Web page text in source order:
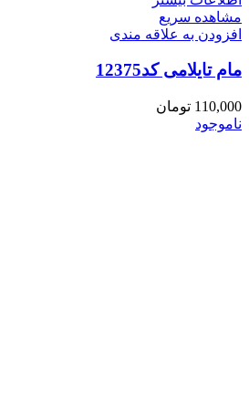
مشاهده سریع
افزودن به علاقه مندی
مام تایلامی کد12375
110,000 تومان
ناموجود